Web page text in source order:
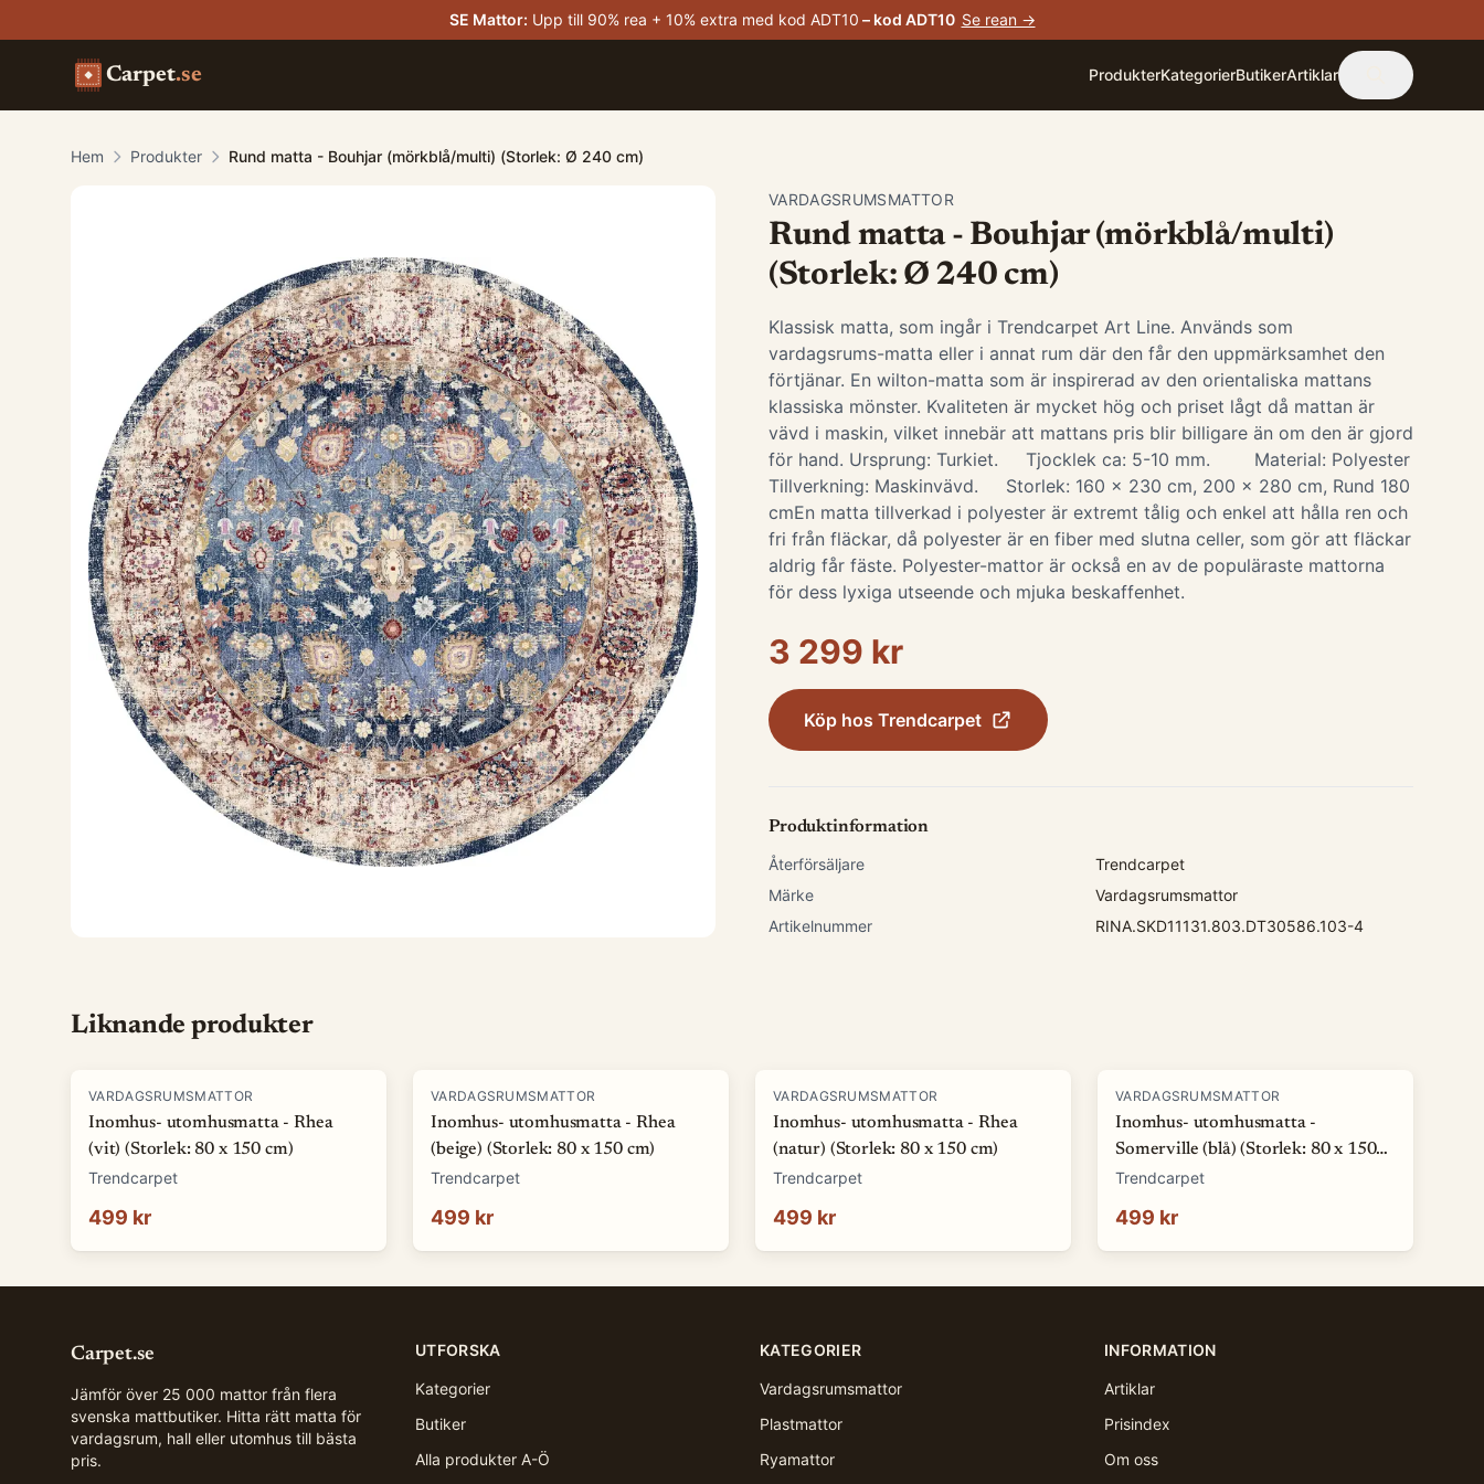
SE Mattor: Upp till 90% rea + 10% extra med kod ADT10 – kod ADT10 Se rean →
Carpet.se ProdukterKategorierButikerArtiklar
Hem Produkter Rund matta - Bouhjar (mörkblå/multi) (Storlek: Ø 240 cm)
VARDAGSRUMSMATTOR
Rund matta - Bouhjar (mörkblå/multi)
(Storlek: Ø 240 cm)
Klassisk matta, som ingår i Trendcarpet Art Line. Används som
vardagsrums-matta eller i annat rum där den får den uppmärksamhet den
förtjänar. En wilton-matta som är inspirerad av den orientaliska mattans
klassiska mönster. Kvaliteten är mycket hög och priset lågt då mattan är
vävd i maskin, vilket innebär att mattans pris blir billigare än om den är gjord
för hand. Ursprung: Turkiet. Tjocklek ca: 5-10 mm. Material: Polyester
Tillverkning: Maskinvävd. Storlek: 160 x 230 cm, 200 x 280 cm, Rund 180
cm ​ En matta tillverkad i polyester är extremt tålig och enkel att hålla ren och
fri från fläckar, då polyester är en fiber med slutna celler, som gör att fläckar
aldrig får fäste. Polyester-mattor är också en av de populäraste mattorna
för dess lyxiga utseende och mjuka beskaffenhet.
3 299 kr
Köp hos Trendcarpet
Produktinformation
Återförsäljare
Trendcarpet
Märke
Vardagsrumsmattor
Artikelnummer
RINA.SKD11131.803.DT30586.103-4
Liknande produkter
VARDAGSRUMSMATTOR
Inomhus- utomhusmatta - Rhea
(vit) (Storlek: 80 x 150 cm)
Trendcarpet
499 kr
VARDAGSRUMSMATTOR
Inomhus- utomhusmatta - Rhea
(beige) (Storlek: 80 x 150 cm)
Trendcarpet
499 kr
VARDAGSRUMSMATTOR
Inomhus- utomhusmatta - Rhea
(natur) (Storlek: 80 x 150 cm)
Trendcarpet
499 kr
VARDAGSRUMSMATTOR
Inomhus- utomhusmatta -
Somerville (blå) (Storlek: 80 x 150
cm)
Trendcarpet
499 kr
Carpet.se
Jämför över 25 000 mattor från flera
svenska mattbutiker. Hitta rätt matta för
vardagsrum, hall eller utomhus till bästa
pris.
UTFORSKA
Kategorier
Butiker
Alla produkter A-Ö
KATEGORIER
Vardagsrumsmattor
Plastmattor
Ryamattor
INFORMATION
Artiklar
Prisindex
Om oss